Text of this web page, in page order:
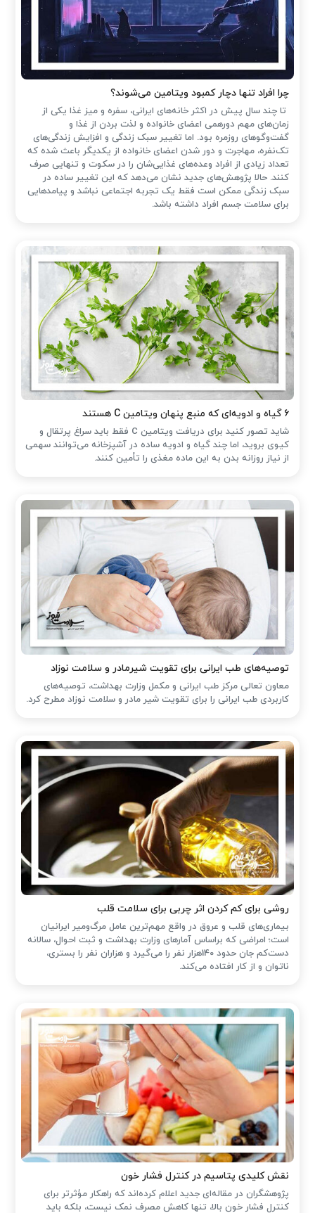
چرا افراد تنها دچار کمبود ویتامین می‌شوند؟
تا چند سال پیش در اکثر خانه‌های ایرانی، سفره و میز غذا یکی از
زمان‌های مهم دورهمی اعضای خانواده و لذت بردن از غذا و
گفت‌وگوهای روزمره بود. اما تغییر سبک زندگی و افزایش زندگی‌های
تک‌نفره، مهاجرت و دور شدن اعضای خانواده از یکدیگر باعث شده که
تعداد زیادی از افراد وعده‌های غذایی‌شان را در سکوت و تنهایی صرف
کنند. حالا پژوهش‌های جدید نشان می‌دهد که این تغییر ساده در
سبک زندگی ممکن است فقط یک تجربه اجتماعی نباشد و پیامدهایی
برای سلامت جسم افراد داشته باشد.
۶ گیاه و ادویه‌ای که منبع پنهان ویتامین C هستند
شاید تصور کنید برای دریافت ویتامین C فقط باید سراغ پرتقال و
کیوی بروید، اما چند گیاه و ادویه ساده در آشپزخانه می‌توانند سهمی
از نیاز روزانه بدن به این ماده مغذی را تأمین کنند.
توصیه‌های طب ایرانی برای تقویت شیرمادر و سلامت نوزاد
معاون تعالی مرکز طب ایرانی و مکمل وزارت بهداشت، توصیه‌های
کاربردی طب ایرانی را برای تقویت شیر مادر و سلامت نوزاد مطرح کرد.
روشی برای کم کردن اثر چربی برای سلامت قلب
بیماری‌های قلب و عروق در واقع مهم‌ترین عامل مرگ‌ومیر ایرانیان
است؛ امراضی که براساس آمارهای وزارت بهداشت و ثبت احوال، سالانه
دست‌کم جان حدود 140هزار نفر را می‌گیرد و هزاران نفر را بستری،
ناتوان و از کار افتاده می‌کند.
نقش کلیدی پتاسیم در کنترل فشار خون
پژوهشگران در مقاله‌ای جدید اعلام کرده‌اند که راهکار مؤثرتر برای
کنترل فشار خون بالا، تنها کاهش مصرف نمک نیست، بلکه باید